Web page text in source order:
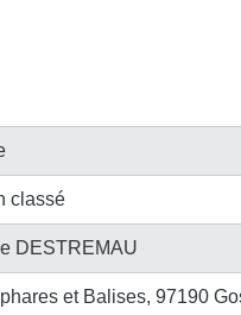
classé
DESTREMAU
et Balises, 97190